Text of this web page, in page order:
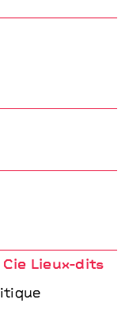
dits
Cie Lieux-dits